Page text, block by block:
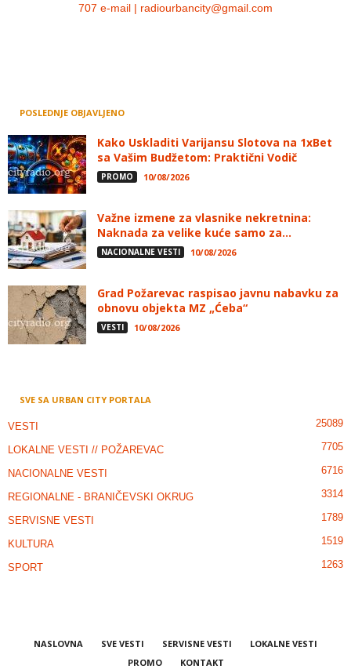
707 e-mail | radiourbancity@gmail.com
POSLEDNJE OBJAVLJENO
Kako Uskladiti Varijansu Slotova na 1xBet
sa Vašim Budžetom: Praktični Vodič
PROMO 10/08/2026
Važne izmene za vlasnike nekretnina:
Naknada za velike kuće samo za...
NACIONALNE VESTI 10/08/2026
Grad Požarevac raspisao javnu nabavku za
obnovu objekta MZ „Ćeba“
VESTI 10/08/2026
SVE SA URBAN CITY PORTALA
VESTI 25089
LOKALNE VESTI // POŽAREVAC 7705
NACIONALNE VESTI 6716
REGIONALNE - BRANIČEVSKI OKRUG 3314
SERVISNE VESTI 1789
KULTURA 1519
SPORT 1263
NASLOVNA SVE VESTI SERVISNE VESTI
LOKALNE VESTI
PROMO
KONTAKT